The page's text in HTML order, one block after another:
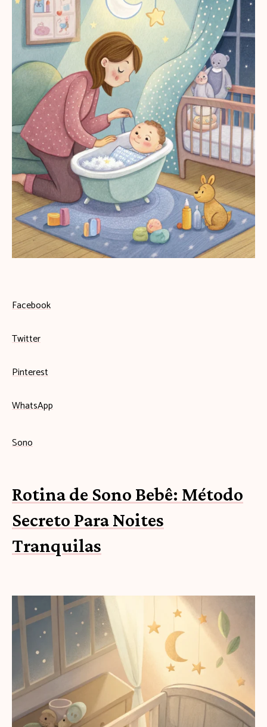
Facebook
Twitter
Pinterest
WhatsApp
Sono
Rotina de Sono Bebê: Método
Secreto Para Noites
Tranquilas